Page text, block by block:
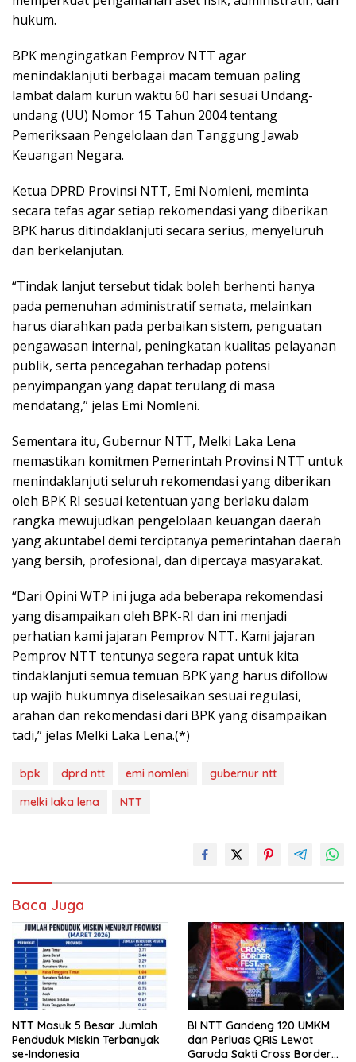
hukum.
BPK mengingatkan Pemprov NTT agar
menindaklanjuti berbagai macam temuan paling
lambat dalam kurun waktu 60 hari sesuai Undang-
undang (UU) Nomor 15 Tahun 2004 tentang
Pemeriksaan Pengelolaan dan Tanggung Jawab
Keuangan Negara.
Ketua DPRD Provinsi NTT, Emi Nomleni, meminta
secara tefas agar setiap rekomendasi yang diberikan
BPK harus ditindaklanjuti secara serius, menyeluruh
dan berkelanjutan.
“Tindak lanjut tersebut tidak boleh berhenti hanya
pada pemenuhan administratif semata, melainkan
harus diarahkan pada perbaikan sistem, penguatan
pengawasan internal, peningkatan kualitas pelayanan
publik, serta pencegahan terhadap potensi
penyimpangan yang dapat terulang di masa
mendatang,” jelas Emi Nomleni.
Sementara itu, Gubernur NTT, Melki Laka Lena
memastikan komitmen Pemerintah Provinsi NTT untuk
menindaklanjuti seluruh rekomendasi yang diberikan
oleh BPK RI sesuai ketentuan yang berlaku dalam
rangka mewujudkan pengelolaan keuangan daerah
yang akuntabel demi terciptanya pemerintahan daerah
yang bersih, profesional, dan dipercaya masyarakat.
“Dari Opini WTP ini juga ada beberapa rekomendasi
yang disampaikan oleh BPK-RI dan ini menjadi
perhatian kami jajaran Pemprov NTT. Kami jajaran
Pemprov NTT tentunya segera rapat untuk kita
tindaklanjuti semua temuan BPK yang harus difollow
up wajib hukumnya diselesaikan sesuai regulasi,
arahan dan rekomendasi dari BPK yang disampaikan
tadi,” jelas Melki Laka Lena.(*)
bpk dprd ntt emi nomleni
gubernur ntt
melki laka lena
NTT
Baca Juga
NTT Masuk 5 Besar Jumlah
Penduduk Miskin Terbanyak
se-Indonesia
BI NTT Gandeng 120 UMKM
dan Perluas QRIS Lewat
Garuda Sakti Cross Border